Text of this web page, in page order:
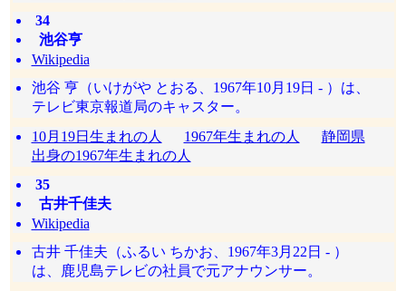
34
池谷亨
Wikipedia
池谷 亨（いけがや とおる、1967年10月19日 - ）は、
テレビ東京報道局のキャスター。
10月19日生まれの人
1967年生まれの人
静岡県
出身の1967年生まれの人
35
古井千佳夫
Wikipedia
古井 千佳夫（ふるい ちかお、1967年3月22日 - ）
は、鹿児島テレビの社員で元アナウンサー。